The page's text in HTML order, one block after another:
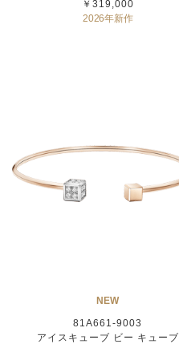
￥319,000
2026年新作
NEW
81A661-9003
アイスキューブ ビー キューブ